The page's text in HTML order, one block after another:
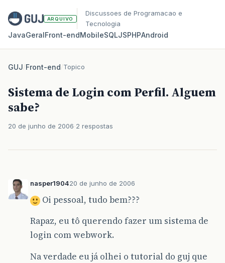
ARQUIVO
Discussoes de Programacao e
Tecnologia
JavaGeralFront‑endMobileSQLJSPHPAndroid
GUJ/Front-end/Topico
Sistema de Login com Perfil. Alguem
sabe?
20 de junho de 2006 2 respostas
nasper190420 de junho de 2006
Oi pessoal, tudo bem???
Rapaz, eu tô querendo fazer um sistema de
login com webwork.
Na verdade eu já olhei o tutorial do guj que